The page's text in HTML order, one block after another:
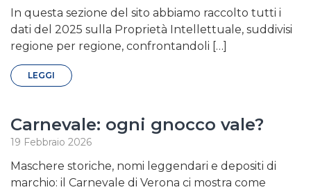
In questa sezione del sito abbiamo raccolto tutti i
dati del 2025 sulla Proprietà Intellettuale, suddivisi
regione per regione, confrontandoli […]
LEGGI
Carnevale: ogni gnocco vale?
19 Febbraio 2026
Maschere storiche, nomi leggendari e depositi di
marchio: il Carnevale di Verona ci mostra come